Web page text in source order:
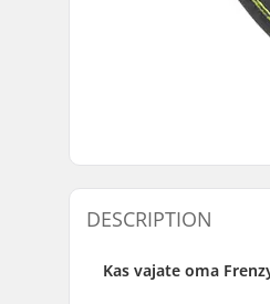
DESCRIPTION
Kas vajate oma